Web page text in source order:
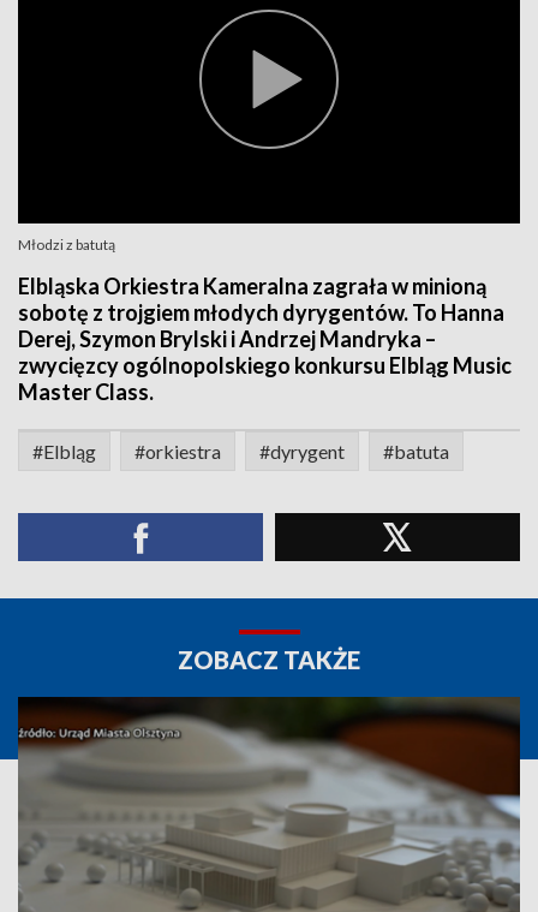
Młodzi z batutą
Elbląska Orkiestra Kameralna zagrała w minioną
sobotę z trojgiem młodych dyrygentów. To Hanna
Derej, Szymon Brylski i Andrzej Mandryka –
zwycięzcy ogólnopolskiego konkursu Elbląg Music
Master Class.
#Elbląg #orkiestra #dyrygent #batuta
ZOBACZ TAKŻE